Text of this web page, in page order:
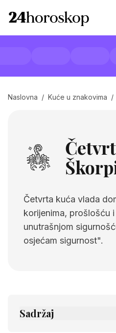
Naslovna / Kuće u znakovima /
Četvrta kuća vlada
korijenima, prošlošću
unutrašnjom
osjećam sigurnost".
Sadržaj